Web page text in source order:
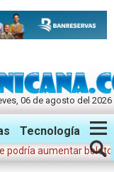
06 de agosto del 2026
Tecnología
aumentar boletos